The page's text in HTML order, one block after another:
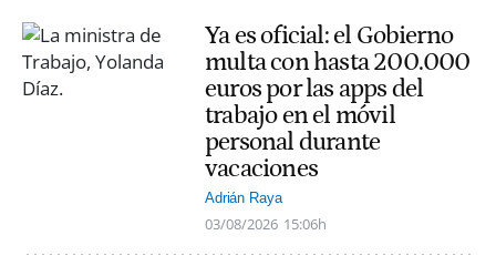
Ya es oficial: el Gobierno
multa con hasta 200.000
euros por las apps del
trabajo en el móvil
personal durante
vacaciones
Adrián Raya
03/08/2026 15:06h